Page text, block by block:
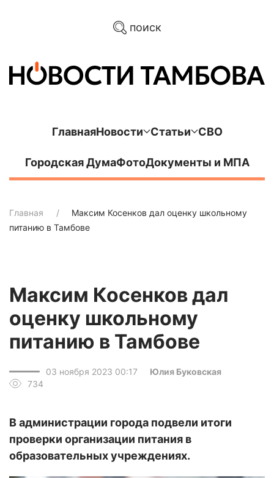
поиск
ГлавнаяНовости Статьи СВО
Городская ДумаФотоДокументы и МПА
Главная
Максим Косенков дал оценку школьному
питанию в Тамбове
Максим Косенков дал
оценку школьному
питанию в Тамбове
03 ноября 2023 00:17
Юлия Буковская
734
В администрации города подвели итоги
проверки организации питания в
образовательных учреждениях.